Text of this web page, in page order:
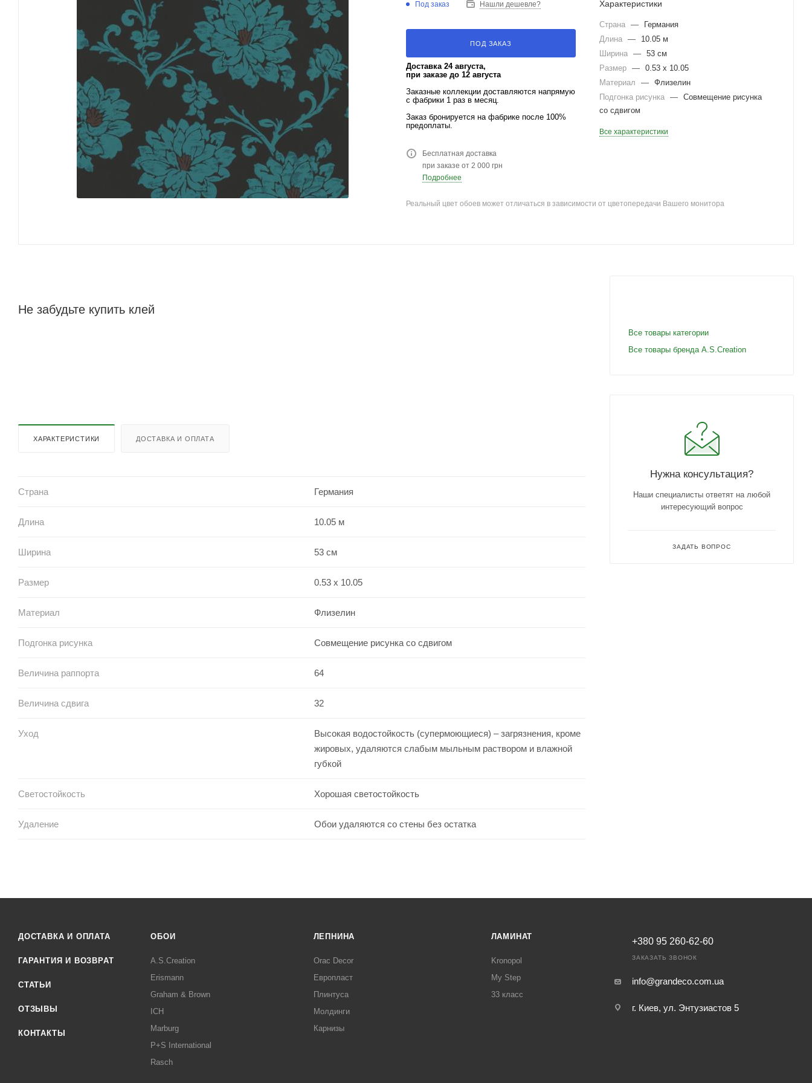
Под заказ Нашли дешевле?
ПОД ЗАКАЗ
Доставка 24 августа,
при заказе до 12 августа
Заказные коллекции доставляются напрямую
с фабрики 1 раз в месяц.
Заказ бронируется на фабрике после 100%
предоплаты.
Бесплатная доставка
при заказе от 2 000 грн
Подробнее
Характеристики
Страна —
Германия
Длина —
10.05 м
Ширина — 53 см
Размер — 0.53 x 10.05
Материал
— Флизелин
Подгонка рисунка — Совмещение рисунка
со сдвигом
Все характеристики
Реальный цвет обоев может отличаться в зависимости от цветопередачи Вашего монитора
Не забудьте купить клей
ХАРАКТЕРИСТИКИ ДОСТАВКА И ОПЛАТА
Страна Германия
Длина 10.05 м
Ширина 53 см
Размер 0.53 x 10.05
Материал Флизелин
Подгонка рисунка Совмещение рисунка со сдвигом
Величина раппорта 64
Величина сдвига 32
Уход
Высокая водостойкость (супермоющиеся) – загрязнения, кроме
жировых, удаляются слабым мыльным раствором и влажной
губкой
Светостойкость Хорошая светостойкость
Удаление Обои удаляются со стены без остатка
Все товары категории
Все товары бренда A.S.Creation
Нужна консультация?
Наши специалисты ответят на любой
интересующий вопрос
ЗАДАТЬ ВОПРОС
ДОСТАВКА И ОПЛАТА
ГАРАНТИЯ И ВОЗВРАТ
СТАТЬИ
ОТЗЫВЫ
КОНТАКТЫ
ОБОИ
A.S.Creation
Erismann
Graham & Brown
ICH
Marburg
P+S International
Rasch
ЛЕПНИНА
Orac Decor
Европласт
Плинтуса
Молдинги
Карнизы
ЛАМИНАТ
Kronopol
My Step
33 класс
+380 95 260-62-60
ЗАКАЗАТЬ ЗВОНОК
info@grandeco.com.ua
г. Киев, ул. Энтузиастов 5